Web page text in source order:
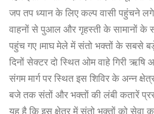
जप तप ध्यान के लिए कल्प वासी पहुंचने
वाहनों से पुआल और गृहस्ती के सामानों के
पहुंच गए ।माघ मेले में संतो भक्तों के सबसे
दिनों सेक्टर दो स्थित ओम वाहे गिरी
संगम मार्ग पर स्थित इस शिविर के अन्न
बजे तक संतों और भक्तों की लंबी कतारें